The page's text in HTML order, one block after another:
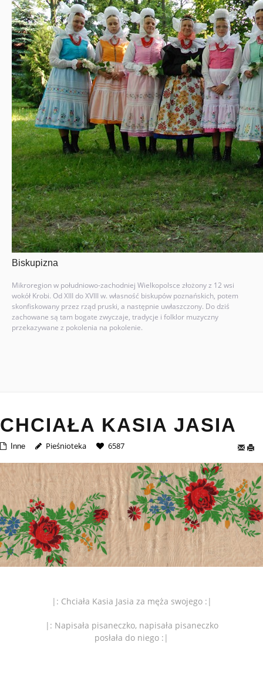
Biskupizna
Mikroregion w południowo-zachodniej Wielkopolsce złożony z 12 wsi
wokół Krobi. Od XIII do XVIII w. własność biskupów poznańskich, potem
skonfiskowany przez rząd pruski, a następnie uwłaszczony. Do dziś
zachowane są tam bogate zwyczaje, tradycje i folklor muzyczny
przekazywane z pokolenia na pokolenie.
CHCIAŁA KASIA JASIA
Inne Pieśnioteka 6587
|: Chciała Kasia Jasia za męża swojego :|
|: Napisała pisaneczko, napisała pisaneczko
posłała do niego :|